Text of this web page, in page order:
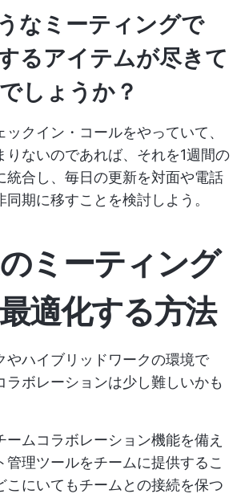
なミーティングで
るアイテムが尽きて
しょうか？
クイン・コールをやっていて、
りないのであれば、それを1週間の
統合し、毎日の更新を対面や電話
期に移すことを検討しよう。
ミーティング
適化する方法
やハイブリッドワークの環境で
ラボレーションは少し難しいかも
ームコラボレーション機能を備え
管理ツールをチームに提供するこ
こにいてもチームとの接続を保つ